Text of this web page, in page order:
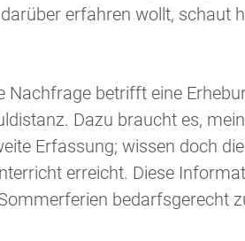
erfahren wollt, schaut
Nachfrage betrifft eine
Dazu braucht es,
Erfassung; wissen doch die
erreicht. Diese
bedarfsgerecht